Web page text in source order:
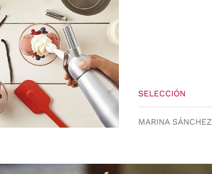
SELECCIÓN
MARINA SÁNCHEZ